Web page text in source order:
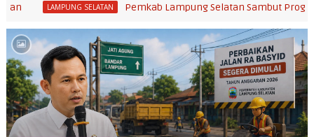
SELATAN Pemkab Lampung Selatan Sambut Program Bina Desa